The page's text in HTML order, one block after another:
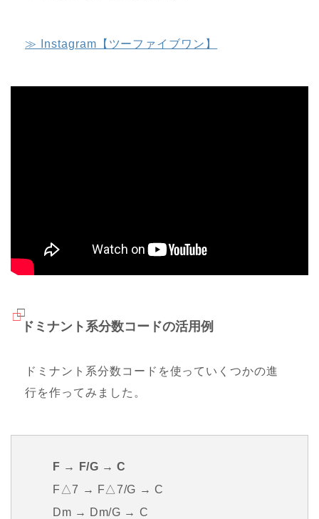
≫ Instagram【ツーファイブワン】
ドミナント系分数コードの活用例
ドミナント系分数コードを使っていくつかの進
行を作ってみました。
F → F/G → C
F△7 → F△7/G → C
Dm → Dm/G → C